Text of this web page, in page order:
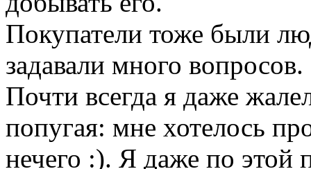
Покупатели тоже были
задавали много вопросов.
Почти всегда я даже
попугая: мне хотелось
нечего :). Я даже по этой